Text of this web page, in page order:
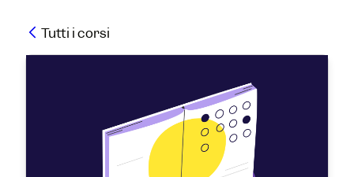
Tutti i corsi